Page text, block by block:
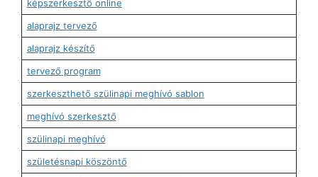
képszerkesztő online
alaprajz tervező
alaprajz készítő
tervező program
szerkeszthető szülinapi meghívó sablon
meghívó szerkesztő
szülinapi meghívó
születésnapi köszöntő